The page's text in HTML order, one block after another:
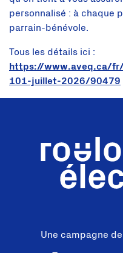
personnalisé : à chaque
parrain-bénévole.
Tous les détails ici :
https://www.aveq.ca/
101-juillet-2026/90479
Une campagne de